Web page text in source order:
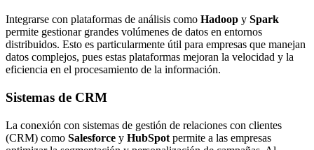
Integrarse con plataformas de análisis como Hadoop y Spark
permite gestionar grandes volúmenes de datos en entornos
distribuidos. Esto es particularmente útil para empresas que manejan
datos complejos, pues estas plataformas mejoran la velocidad y la
eficiencia en el procesamiento de la información.
Sistemas de CRM
La conexión con sistemas de gestión de relaciones con clientes
(CRM) como Salesforce y HubSpot permite a las empresas